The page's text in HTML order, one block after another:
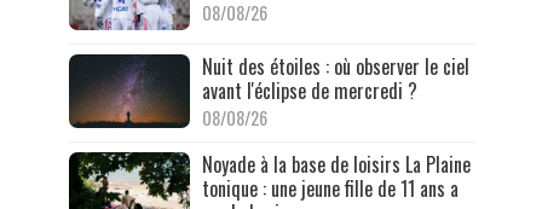
08/08/26
Nuit des étoiles : où observer le ciel
avant l'éclipse de mercredi ?
08/08/26
Noyade à la base de loisirs La Plaine
tonique : une jeune fille de 11 ans a